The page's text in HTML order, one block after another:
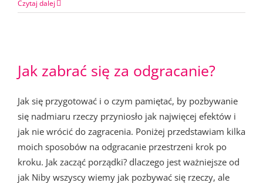
Czytaj dalej
Jak zabrać się za odgracanie?
Jak się przygotować i o czym pamiętać, by pozbywanie
się nadmiaru rzeczy przyniosło jak najwięcej efektów i
jak nie wrócić do zagracenia. Poniżej przedstawiam kilka
moich sposobów na odgracanie przestrzeni krok po
kroku. Jak zacząć porządki? dlaczego jest ważniejsze od
jak Niby wszyscy wiemy jak pozbywać się rzeczy, ale